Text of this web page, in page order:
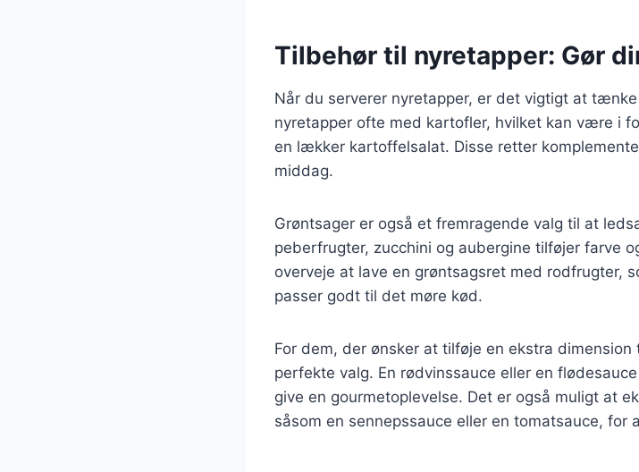
Tilbehør til nyretapper: Gør
Når du serverer nyretapper, er det vigtigt at
nyretapper ofte med kartofler, hvilket kan være i
en lækker kartoffelsalat. Disse retter
middag.
Grøntsager er også et fremragende valg til at
peberfrugter, zucchini og aubergine tilføjer farve
overveje at lave en grøntsagsret med rodfrugter,
passer godt til det møre kød.
For dem, der ønsker at tilføje en ekstra
perfekte valg. En rødvinssauce eller en
give en gourmetoplevelse. Det er også muligt at
såsom en sennepssauce eller en tomatsauce,